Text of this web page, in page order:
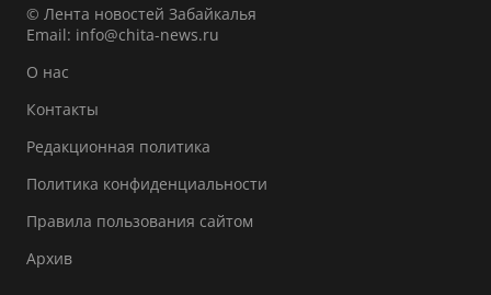
© Лента новостей Забайкалья
Email: info@chita-news.ru
О нас
Контакты
Редакционная политика
Политика конфиденциальности
Правила пользования сайтом
Архив